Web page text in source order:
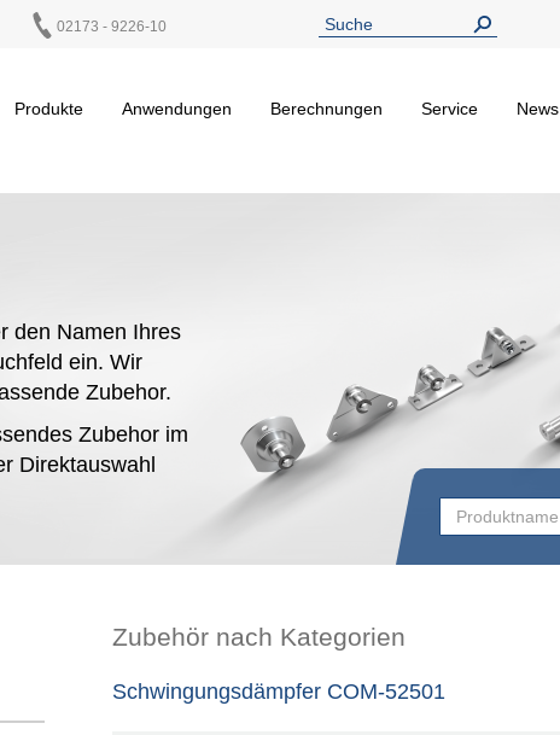
02173 - 9226-10
Produkte
Anwendungen Berechnungen Service News
den Namen Ihres
ein. Wir
Zubehor.
Zubehor im
Direktauswahl
Zubehör nach Kategorien
Schwingungsdämpfer COM-52501